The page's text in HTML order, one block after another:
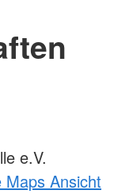
e.V.
Ansicht